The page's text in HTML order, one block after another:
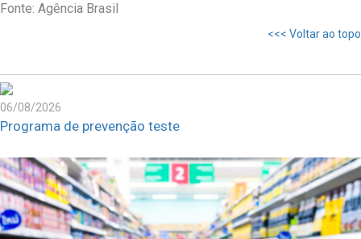
Fonte: Agência Brasil
<<< Voltar ao topo
06/08/2026
Programa de prevenção teste